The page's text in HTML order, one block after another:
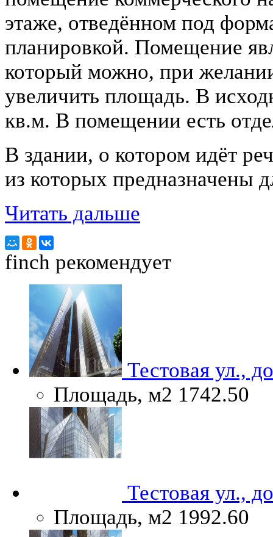
этаже, отведённом под
планировкой. Помещение
который можно, при
увеличить площадь. В
кв.м. В помещении есть
В здании, о котором идёт
из которых предназначены
Читать дальше
finch рекомендует
Тестовая ул.,
Площадь, м2 1742.50
Тестовая ул.,
Площадь, м2 1992.60